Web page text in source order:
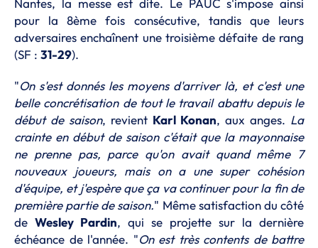
Nantes, la messe est dite. Le PAUC s'impose ainsi
pour la 8ème fois consécutive, tandis que leurs
adversaires enchaînent une troisième défaite de rang
(SF : 31-29).
"On s'est donnés les moyens d'arriver là, et c'est une
belle concrétisation de tout le travail abattu depuis le
début de saison, revient Karl Konan, aux anges. La
crainte en début de saison c'était que la mayonnaise
ne prenne pas, parce qu'on avait quand même 7
nouveaux joueurs, mais on a une super cohésion
d'équipe, et j'espère que ça va continuer pour la fin de
première partie de saison." Même satisfaction du côté
de Wesley Pardin, qui se projette sur la dernière
échéance de l'année. "On est très contents de battre